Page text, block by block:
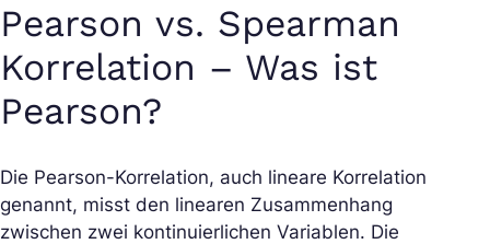
Pearson vs. Spearman
Korrelation – Was ist
Pearson?
Die Pearson-Korrelation, auch lineare Korrelation
genannt, misst den linearen Zusammenhang
zwischen zwei kontinuierlichen Variablen. Die